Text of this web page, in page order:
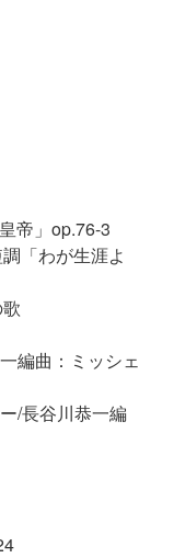
帝」op.76-3
「わが生涯よ
編曲：ミッシェ
/長谷川恭一編